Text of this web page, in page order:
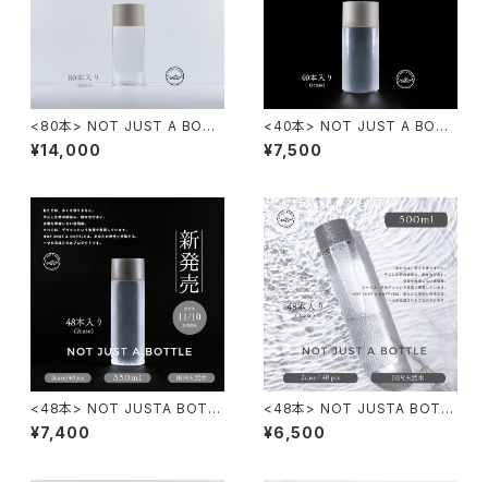
<80本> NOT JUST A BOTT
LE 280ml 80本入り※離島・沖
縄除く
¥14,000
<40本> NOT JUST A BOTT
LE 280ml 40本入り※離島・沖
縄除く
¥7,500
<48本> NOT JUSTA BOTT
LE 350ml 48本入り 送料込み
※離島・沖縄除く
¥7,400
<48本> NOT JUSTA BOTT
LE 500ml 48本入り 送料込み
※離島・沖縄除く
¥6,500